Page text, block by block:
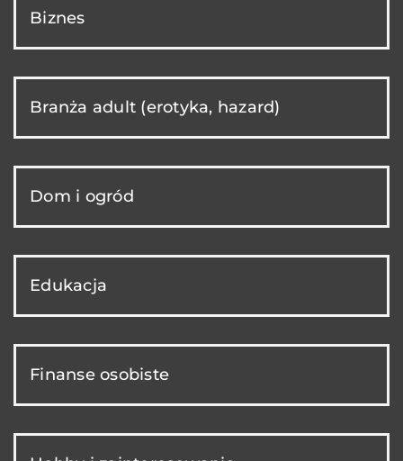
Biznes
Branża adult (erotyka, hazard)
Dom i ogród
Edukacja
Finanse osobiste